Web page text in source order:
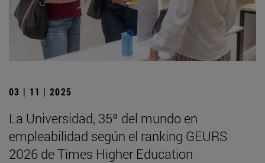
03 | 11 | 2025
La Universidad, 35ª del mundo en
empleabilidad según el ranking GEURS
2026 de Times Higher Education